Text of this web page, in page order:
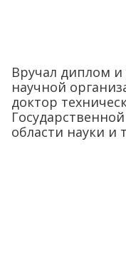
Вручал диплом и
научной
доктор
области науки и